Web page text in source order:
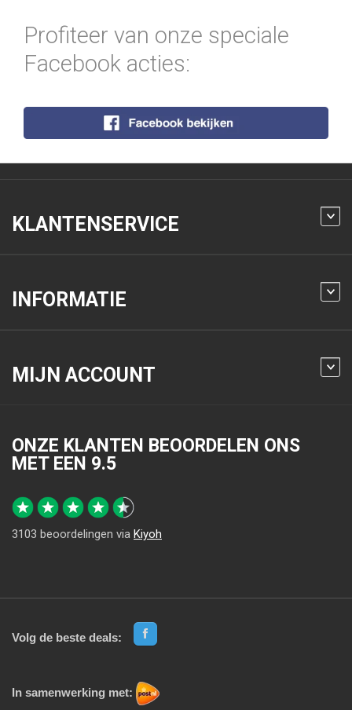
Profiteer van onze speciale
Facebook acties:
KLANTENSERVICE
INFORMATIE
MIJN ACCOUNT
ONZE KLANTEN BEOORDELEN ONS
MET EEN 9.5
3103 beoordelingen via Kiyoh
Volg de beste deals:
In samenwerking met: